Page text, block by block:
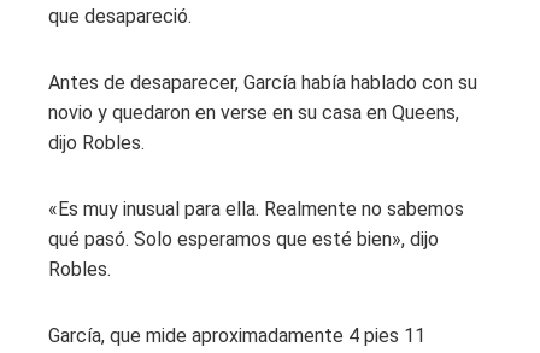
que desapareció.
Antes de desaparecer, García había hablado con su
novio y quedaron en verse en su casa en Queens,
dijo Robles.
«Es muy inusual para ella. Realmente no sabemos
qué pasó. Solo esperamos que esté bien», dijo
Robles.
García, que mide aproximadamente 4 pies 11